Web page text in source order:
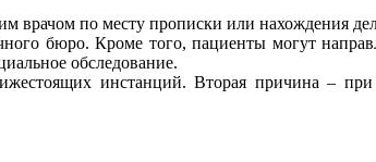
врачом по месту прописки или нахождения
бюро. Кроме того, пациенты могут
обследование.
инстанций. Вторая причина –